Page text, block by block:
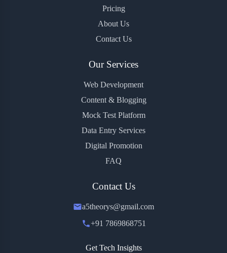
Pricing
About Us
Contact Us
Our Services
Web Development
Content & Blogging
Mock Test Platform
Data Entry Services
Digital Promotion
FAQ
Contact Us
a5theorys@gmail.com
+91 7869868751
Get Tech Insights